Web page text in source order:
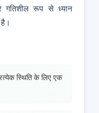
गतिशील रूप से ध्यान
स्थिति के लिए एक